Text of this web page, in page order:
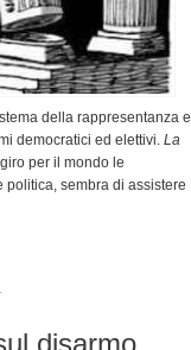
della rappresentanza e
democratici ed elettivi. La
per il mondo le
sembra di assistere
disarmo